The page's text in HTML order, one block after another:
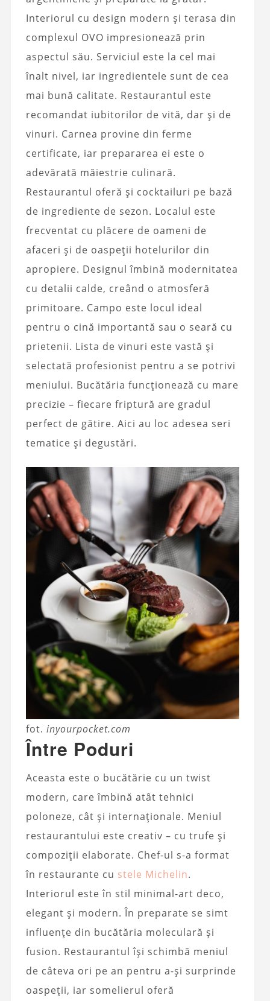
Interiorul cu design modern și terasa din
complexul OVO impresionează prin
aspectul său. Serviciul este la cel mai
înalt nivel, iar ingredientele sunt de cea
mai bună calitate. Restaurantul este
recomandat iubitorilor de vită, dar și de
vinuri. Carnea provine din ferme
certificate, iar prepararea ei este o
adevărată măiestrie culinară.
Restaurantul oferă și cocktailuri pe bază
de ingrediente de sezon. Localul este
frecventat cu plăcere de oameni de
afaceri și de oaspeții hotelurilor din
apropiere. Designul îmbină modernitatea
cu detalii calde, creând o atmosferă
primitoare. Campo este locul ideal
pentru o cină importantă sau o seară cu
prietenii. Lista de vinuri este vastă și
selectată profesionist pentru a se potrivi
meniului. Bucătăria funcționează cu mare
precizie – fiecare friptură are gradul
perfect de gătire. Aici au loc adesea seri
tematice și degustări.
fot. inyourpocket.com
Între Poduri
Aceasta este o bucătărie cu un twist
modern, care îmbină atât tehnici
poloneze, cât și internaționale. Meniul
restaurantului este creativ – cu trufe și
compoziții elaborate. Chef-ul s-a format
în restaurante cu stele Michelin.
Interiorul este în stil minimal-art deco,
elegant și modern. În preparate se simt
influențe din bucătăria moleculară și
fusion. Restaurantul își schimbă meniul
de câteva ori pe an pentru a-și surprinde
oaspeții, iar somelierul oferă